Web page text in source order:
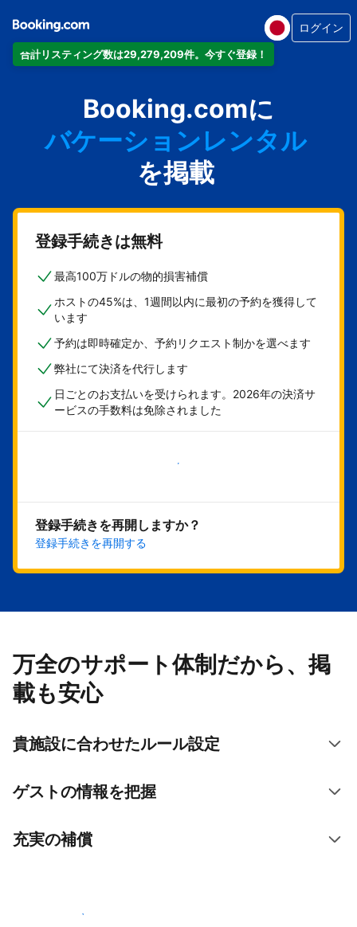
合計リスティング数は29,279,209件。今すぐ登録！
ログイン
Booking.comに
アパートメント
ホテル
バケーションレンタル
ゲストハウス
旅館
を掲載
登録手続きは無料
最高100万ドルの物的損害補償
ホストの45%は、1週間以内に最初の予約を獲得して
います
予約は即時確定か、予約リクエスト制かを選べます
弊社にて決済を代行します
日ごとのお支払いを受けられます。2026年の決済サ
ービスの手数料は免除されました
今すぐ始める
登録手続きを再開しますか？
登録手続きを再開する
万全のサポート体制だから、掲
載も安心
貴施設に合わせたルール設定
ゲストの情報を把握
充実の補償
今すぐ掲載登録する